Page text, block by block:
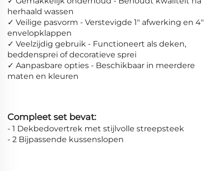
herhaald wassen
✓ Veilige pasvorm - Verstevigde 1" afwerking en 4"
envelopklappen
✓ Veelzijdig gebruik - Functioneert als deken,
beddensprei of decoratieve sprei
✓ Aanpasbare opties - Beschikbaar in meerdere
maten en kleuren
Compleet set bevat:
- 1 Dekbedovertrek met stijlvolle streepsteek
- 2 Bijpassende kussenslopen